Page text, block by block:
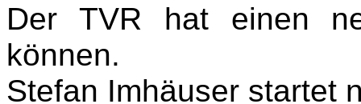
Der TVR hat einen
können.
Stefan Imhäuser startet